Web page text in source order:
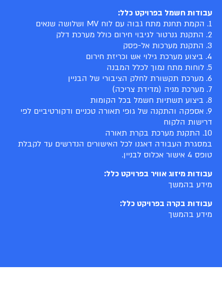
עבודות חשמל בפרויקט כלל:
1. הקמת תחנת מתח גבוה עם לוח MV ושלושה שנאים
2. התקנת גנרטור לגיבוי חירום כולל מערכת דלק
3. התקנת מערכות אל-פסק
4. ביצוע מערכת גילוי אש וכריזת חירום
5. לוחות מתח נמוך לכלל המבנה
6. מערכת תקשורת לחלק הציבורי של הבניין
7. מערכת מניה (מדידת צריכה)
8. ביצוע תשתיות חשמל בכל הקומות
9. אספקה והתקנה של גופי תאורה טכניים ודקורטיביים לפי
דרישות הלקוח
10. התקנת מערכת בקרת תאורה
במסגרת העבודה דאגנו לכל האישורים הנדרשים עד לקבלת
טופס 4 אישור אכלוס לבניין.
עבודות מיזוג אוויר בפרויקט כלל:
מידע בהמשך
עבודות בקרה בפרויקט כלל:
מידע בהמשך